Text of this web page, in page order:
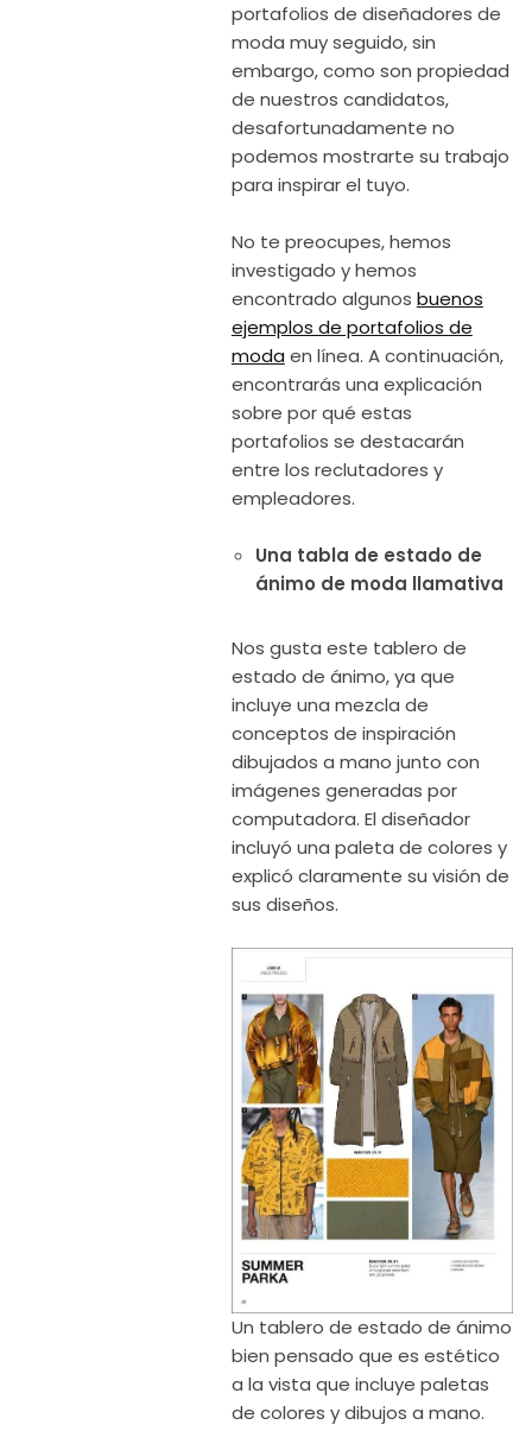
portafolios de diseñadores de
moda muy seguido, sin
embargo, como son propiedad
de nuestros candidatos,
desafortunadamente no
podemos mostrarte su trabajo
para inspirar el tuyo.
No te preocupes, hemos
investigado y hemos
encontrado algunos buenos
ejemplos de portafolios de
moda en línea. A continuación,
encontrarás una explicación
sobre por qué estas
portafolios se destacarán
entre los reclutadores y
empleadores.
Una tabla de estado de
ánimo de moda llamativa
Nos gusta este tablero de
estado de ánimo, ya que
incluye una mezcla de
conceptos de inspiración
dibujados a mano junto con
imágenes generadas por
computadora. El diseñador
incluyó una paleta de colores y
explicó claramente su visión de
sus diseños.
Un tablero de estado de ánimo
bien pensado que es estético
a la vista que incluye paletas
de colores y dibujos a mano.